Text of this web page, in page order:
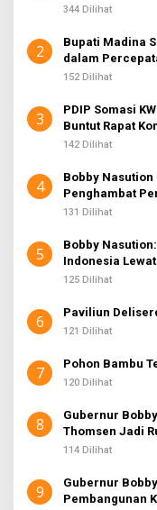
344 Dilihat
2
Bupati Madina
dalam
152 Dilihat
3
PDIP Somasi
Buntut Rapat
142 Dilihat
4
Bobby
Penghambat
Sumut
131 Dilihat
5
Bobby
Indonesia
125 Dilihat
6 Paviliun
121 Dilihat
7 Pohon Bambu
120 Dilihat
8
Gubernur
Thomsen Jadi
114 Dilihat
9
Gubernur
Pembangunan